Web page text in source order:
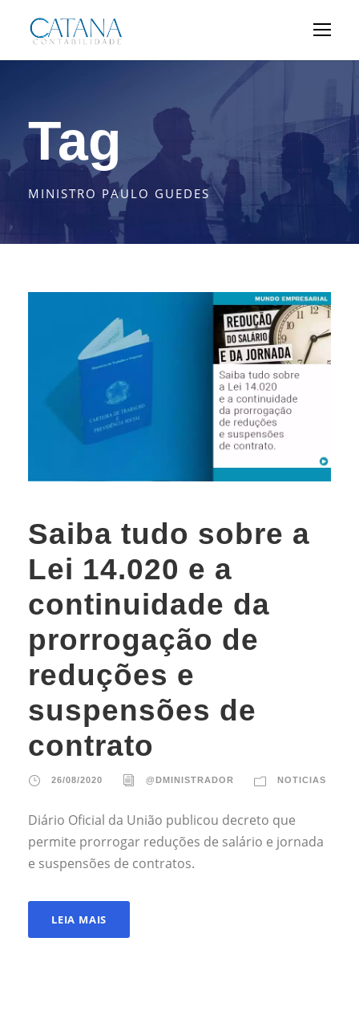
Tag
MINISTRO PAULO GUEDES
Saiba tudo sobre a
Lei 14.020 e a
continuidade da
prorrogação de
reduções e
suspensões de
contrato
26/08/2020 @DMINISTRADOR NOTICIAS
Diário Oficial da União publicou decreto que
permite prorrogar reduções de salário e jornada
e suspensões de contratos.
LEIA MAIS